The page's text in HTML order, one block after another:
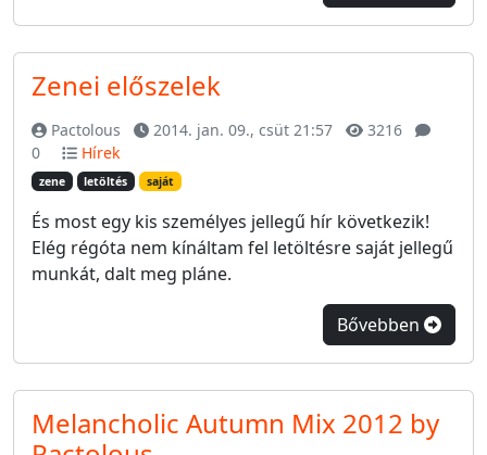
Zenei előszelek
Pactolous 2014. jan. 09., csüt 21:57
3216
0
Hírek
zene letöltés saját
És most egy kis személyes jellegű hír következik!
Elég régóta nem kínáltam fel letöltésre saját jellegű
munkát, dalt meg pláne.
Bővebben
Melancholic Autumn Mix 2012 by